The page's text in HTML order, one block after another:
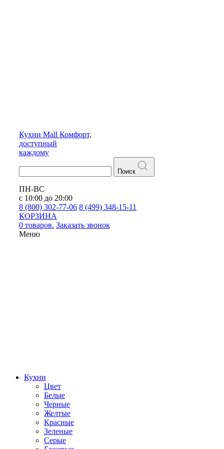
Кухни Mall Комфорт,
доступный
каждому
Поиск
ПН-ВС
с 10:00 до 20:00
8 (800) 302-77-06 8 (499) 348-15-11
КОРЗИНА
0 товаров. Заказать звонок
Меню
Кухни
Цвет
Белые
Черные
Желтые
Красные
Зеленые
Серые